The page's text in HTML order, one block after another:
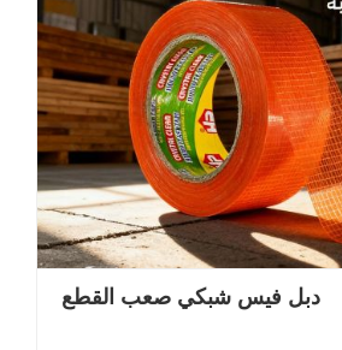
دبل فيس شبكي صعب القطع